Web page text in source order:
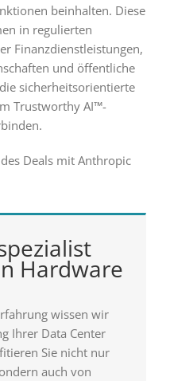
beinhalten. Diese
in regulierten
Finanzdienstleistungen,
und öffentliche
sicherheitsorientierte
Trustworthy AI™-
Deals mit Anthropic
Hardware
wissen wir
Ihrer Data Center
Sie nicht nur
auch von